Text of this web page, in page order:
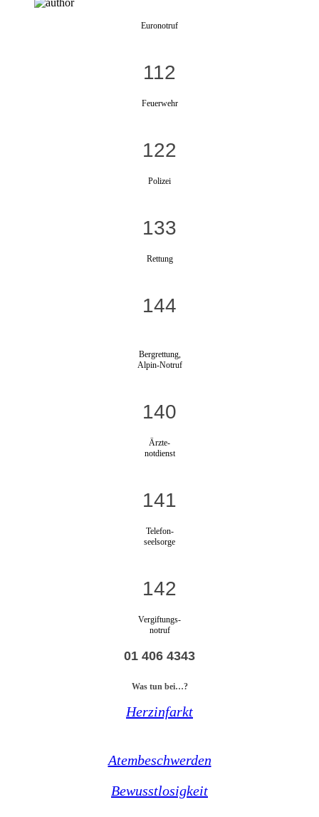
Euronotruf
112
Feuerwehr
122
Polizei
133
Rettung
144
Bergrettung,
Alpin-Notruf
140
Ärzte-
notdienst
141
Telefon-
seelsorge
142
Vergiftungs-
notruf
01 406 4343
Was tun bei…?
Herzinfarkt
Atembeschwerden
Bewusstlosigkeit